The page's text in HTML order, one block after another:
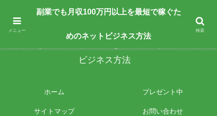
副業で月収100万円以上を最短最速で目指す人向けです。ネットビジネスで稼
ビジネス方法
ホーム プレゼント中
サイトマップ お問い合わせ
メニュー
副業でも月収100万円以上を最短で稼ぐた
めのネットビジネス方法
検索